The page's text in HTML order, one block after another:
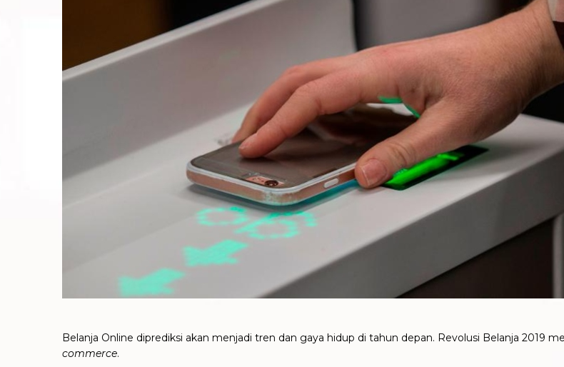
Belanja Online diprediksi akan menjadi tren dan gaya hidup di tahun depan. Revolusi Belanja 2019
commerce.